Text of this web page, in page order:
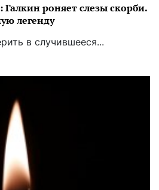
Галкин роняет слезы скорби.
легенду
в случившееся...